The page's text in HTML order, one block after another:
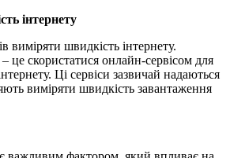
інтернету
виміряти швидкість інтернету.
це скористатися онлайн-сервісом для
Ці сервіси зазвичай надаються
виміряти швидкість завантаження